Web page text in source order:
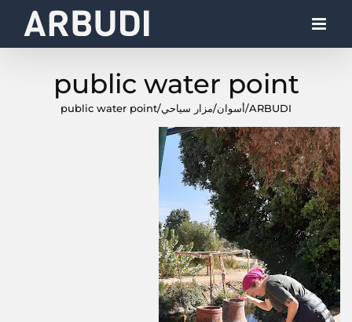
public water point
ARBUDI
/أسوان/مزار سياحي/
public water point